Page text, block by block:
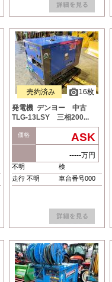
16枚
売約済み
発電機 デンヨー 中古
TLG-13LSY 三相200...
価格 ASK
-----万円
不明
検
走行 不明
車台番号000